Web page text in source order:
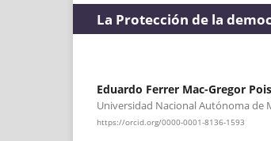
La Protección de la
Eduardo Ferrer Mac-Gregor
Universidad Nacional Autónoma de
https://orcid.org/0000-0001-8136-1593